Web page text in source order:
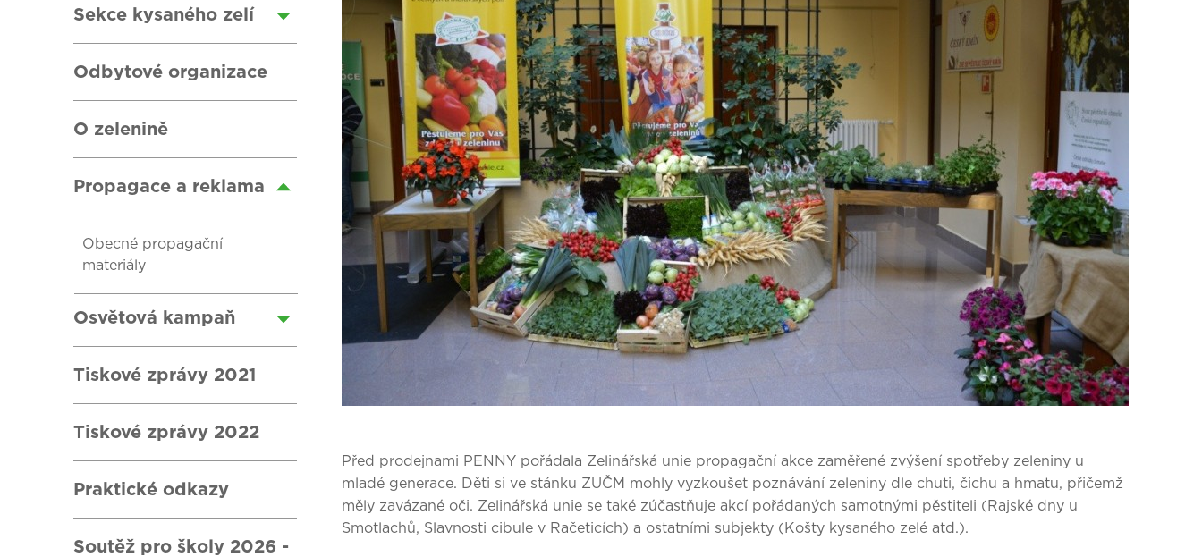
Sekce kysaného zelí
Odbytové organizace
O zelenině
Propagace a reklama
Obecné propagační
materiály
Osvětová kampaň
Tiskové zprávy 2021
Tiskové zprávy 2022
Praktické odkazy
Soutěž pro školy 2026 -
Před prodejnami PENNY pořádala Zelinářská unie propagační akce zaměřené zvýšení spotřeby zeleniny u
mladé generace. Děti si ve stánku ZUČM mohly vyzkoušet poznávání zeleniny dle chuti, čichu a hmatu, přičemž
měly zavázané oči. Zelinářská unie se také zúčastňuje akcí pořádaných samotnými pěstiteli (Rajské dny u
Smotlachů, Slavnosti cibule v Račeticích) a ostatními subjekty (Košty kysaného zelé atd.).